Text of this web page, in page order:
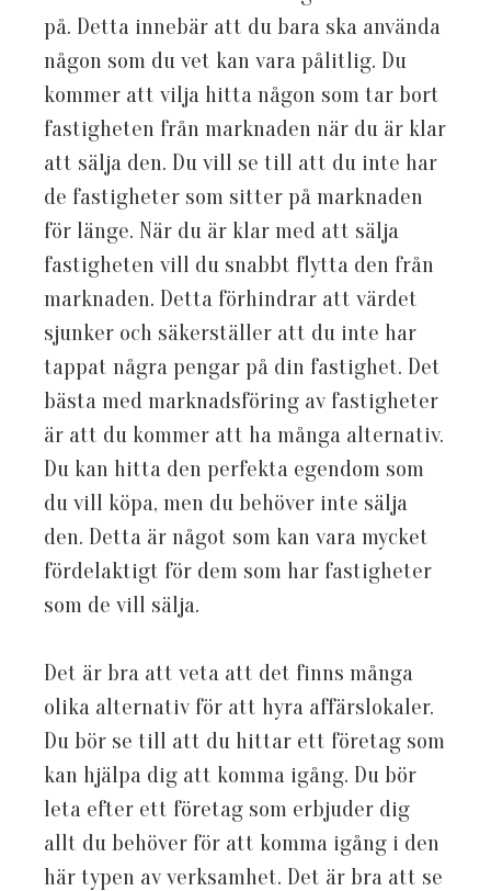
på. Detta innebär att du bara ska använda
någon som du vet kan vara pålitlig. Du
kommer att vilja hitta någon som tar bort
fastigheten från marknaden när du är klar
att sälja den. Du vill se till att du inte har
de fastigheter som sitter på marknaden
för länge. När du är klar med att sälja
fastigheten vill du snabbt flytta den från
marknaden. Detta förhindrar att värdet
sjunker och säkerställer att du inte har
tappat några pengar på din fastighet. Det
bästa med marknadsföring av fastigheter
är att du kommer att ha många alternativ.
Du kan hitta den perfekta egendom som
du vill köpa, men du behöver inte sälja
den. Detta är något som kan vara mycket
fördelaktigt för dem som har fastigheter
som de vill sälja.
Det är bra att veta att det finns många
olika alternativ för att hyra affärslokaler.
Du bör se till att du hittar ett företag som
kan hjälpa dig att komma igång. Du bör
leta efter ett företag som erbjuder dig
allt du behöver för att komma igång i den
här typen av verksamhet. Det är bra att se